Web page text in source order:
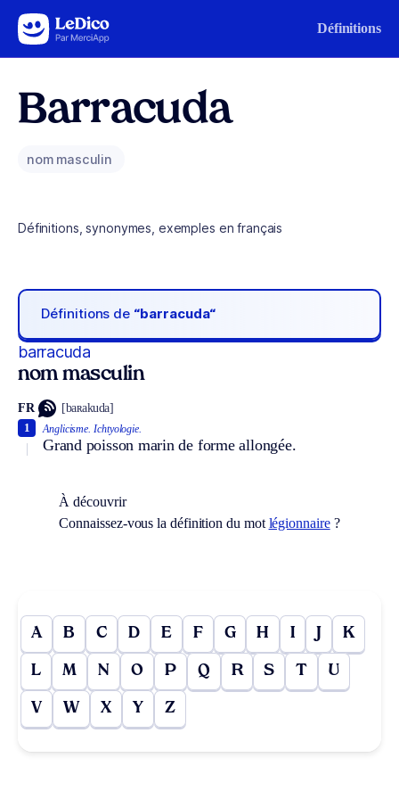
Aller au contenu Définitions
Barracuda
nom masculin
Définitions, synonymes, exemples en français
Définitions de “barracuda“
barracuda
nom masculin
FR [baʀakuda]
Anglicisme. Ichtyologie.
Grand poisson marin de forme allongée.
1
À découvrir
Connaissez-vous la définition du mot légionnaire?
A B C D E F G H I J K
L M N O P Q R S T U
V W X Y Z